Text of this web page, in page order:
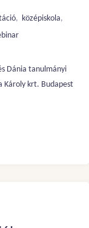
, középiskola,
Dánia tanulmányi
Károly krt. Budapest